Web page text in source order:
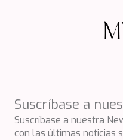
Suscríbase a
Suscríbase a nuestra
con las últimas noticias